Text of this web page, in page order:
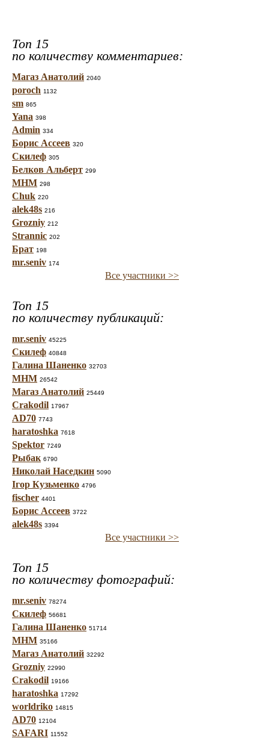
Топ 15
по количеству комментариев:
Магаз Анатолий 2040
poroch 1132
sm 865
Yana 398
Admin 334
Борис Ассеев 320
Скилеф 305
Белков Альберт 299
МНМ 298
Chuk 220
alek48s 216
Grozniy 212
Strannic 202
Брат 198
mr.seniv 174
Все участники >>
Топ 15
по количеству публикаций:
mr.seniv 45225
Скилеф 40848
Галина Шаненко 32703
МНМ 26542
Магаз Анатолий 25449
Crakodil 17967
AD70 7743
haratoshka 7618
Spektor 7249
Рыбак 6790
Николай Наседкин 5090
Ігор Кузьменко 4796
fischer 4401
Борис Ассеев 3722
alek48s 3394
Все участники >>
Топ 15
по количеству фотографий:
mr.seniv 78274
Скилеф 56681
Галина Шаненко 51714
МНМ 35166
Магаз Анатолий 32292
Grozniy 22990
Crakodil 19166
haratoshka 17292
worldriko 14815
AD70 12104
SAFARI 11552